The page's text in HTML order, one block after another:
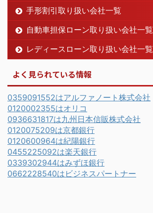
手形割引取り扱い会社一覧
自動車担保ローン取り扱い会社一覧
レディースローン取り扱い会社一覧
よく見られている情報
0359091552はアルファノート株式会社
0120002355はオリコ
0936631817は九州日本信販株式会社
0120075209は京都銀行
0120600964は紀陽銀行
0455225092は楽天銀行
0339302944はみずほ銀行
0662228540はビジネスパートナー